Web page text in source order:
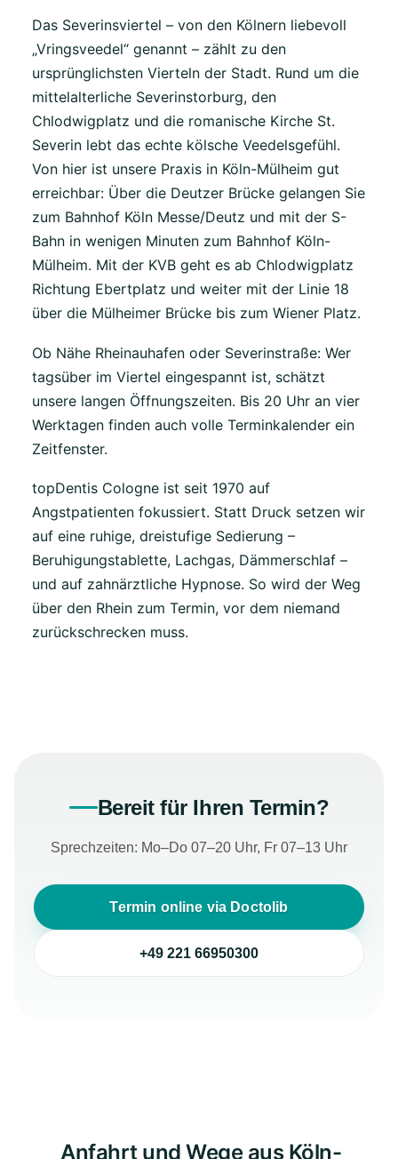
Das Severinsviertel – von den Kölnern liebevoll
„Vringsveedel“ genannt – zählt zu den
ursprünglichsten Vierteln der Stadt. Rund um die
mittelalterliche Severinstorburg, den
Chlodwigplatz und die romanische Kirche St.
Severin lebt das echte kölsche Veedelsgefühl.
Von hier ist unsere Praxis in Köln-Mülheim gut
erreichbar: Über die Deutzer Brücke gelangen Sie
zum Bahnhof Köln Messe/Deutz und mit der S-
Bahn in wenigen Minuten zum Bahnhof Köln-
Mülheim. Mit der KVB geht es ab Chlodwigplatz
Richtung Ebertplatz und weiter mit der Linie 18
über die Mülheimer Brücke bis zum Wiener Platz.
Ob Nähe Rheinauhafen oder Severinstraße: Wer
tagsüber im Viertel eingespannt ist, schätzt
unsere langen Öffnungszeiten. Bis 20 Uhr an vier
Werktagen finden auch volle Terminkalender ein
Zeitfenster.
topDentis Cologne ist seit 1970 auf
Angstpatienten fokussiert. Statt Druck setzen wir
auf eine ruhige, dreistufige Sedierung –
Beruhigungstablette, Lachgas, Dämmerschlaf –
und auf zahnärztliche Hypnose. So wird der Weg
über den Rhein zum Termin, vor dem niemand
zurückschrecken muss.
Bereit für Ihren Termin?
Sprechzeiten: Mo–Do 07–20 Uhr, Fr 07–13 Uhr
Termin online via Doctolib
+49 221 66950300
Anfahrt und Wege aus Köln-